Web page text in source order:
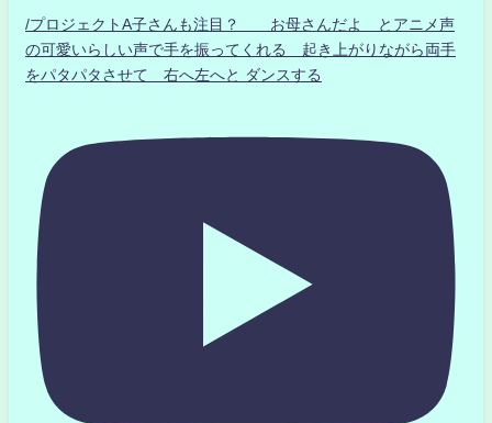
/プロジェクトA子さんも注目？ お母さんだよ とアニメ声
の可愛いらしい声で手を振ってくれる 起き上がりながら両手
をパタパタさせて 右へ左へと ダンスする